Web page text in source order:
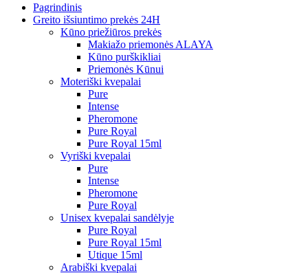
Pagrindinis
Greito išsiuntimo prekės 24H
Kūno priežiūros prekės
Makiažo priemonės ALAYA
Kūno purškikliai
Priemonės Kūnui
Moteriški kvepalai
Pure
Intense
Pheromone
Pure Royal
Pure Royal 15ml
Vyriški kvepalai
Pure
Intense
Pheromone
Pure Royal
Unisex kvepalai sandėlyje
Pure Royal
Pure Royal 15ml
Utique 15ml
Arabiški kvepalai